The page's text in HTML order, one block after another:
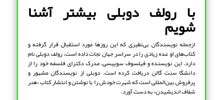
با رولف دوبلی بیشتر آشنا
شویم
ازجمله نویسندگان بی‌نظیری که این روزها مورد استقبال قرار گرفته و
کتاب‌های او عده زیادی را در سراسر جهان نجات داده است،‌ رولف دوبلی نام
دارد. این نویسنده و فیلسوف سوییسی، مدرک دکترای فلسفه خود را از
دانشگا سنت گالن دریافت کرده است. دوبلی از نویسندگان مشهور و
پرفروش بین‌المللی است که شهرت خودش را با نوشتن و انتشار کتاب «هنر
شفاف اندیشیدن» به دست آورد.